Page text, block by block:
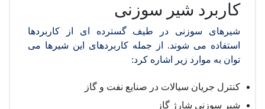
کاربرد شیر سوزنی
شیرهای سوزنی در طیف گسترده ای از کاربردها
استفاده می شوند. از جمله کاربردهای این شیرها می
توان به موارد زیر اشاره کرد:
کنترل جریان سیالات در صنایع نفت و گاز
شیر سوزنی شارژ گاز